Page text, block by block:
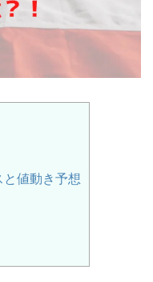
値動き予想